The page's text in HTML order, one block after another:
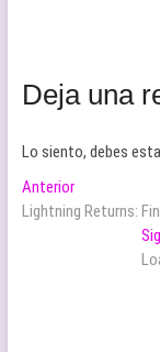
Deja una
Lo siento, debes
de
AnteriorEntrada
anterior:
Lightning Returns: